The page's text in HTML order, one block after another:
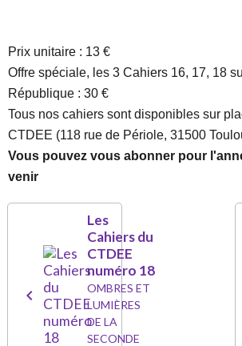
Prix unitaire : 13 €
Offre spéciale, les 3 Cahiers 16, 17, 18
République : 30 €
Tous nos cahiers sont disponibles sur
CTDEE (118 rue de Périole, 31500
Vous pouvez vous abonner pour
venir
Les
Cahiers du
CTDEE
numéro 18
OMBRES ET
LUMIÈRES
DE LA
SECONDE